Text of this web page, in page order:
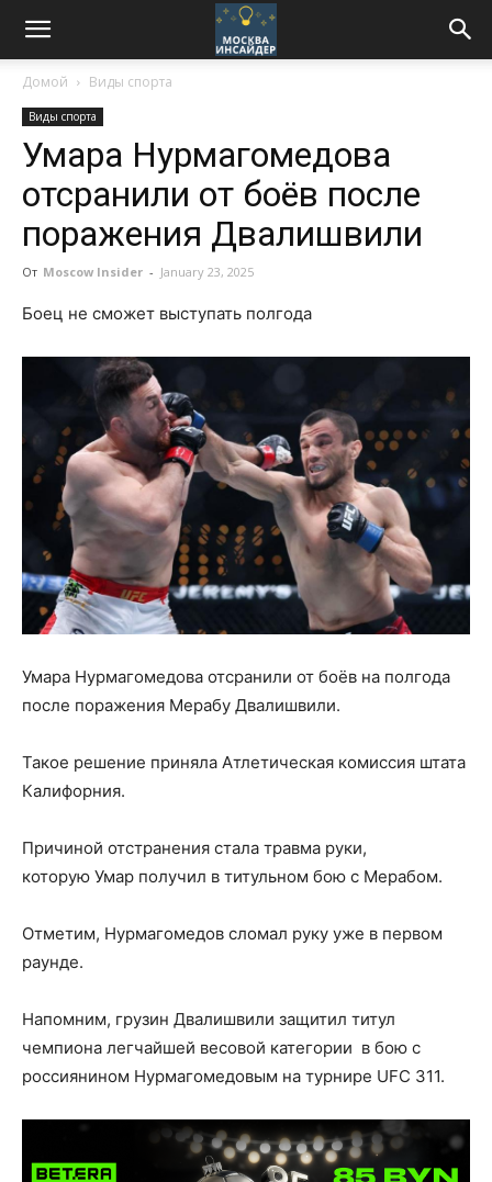
Домой Виды спорта
Виды спорта
Умара Нурмагомедова
отсранили от боёв после
поражения Двалишвили
От Moscow Insider - January 23, 2025
Боец не сможет выступать полгода
Умара Нурмагомедова отсранили от боёв на полгода
после поражения Мерабу Двалишвили.
Такое решение приняла Атлетическая комиссия штата
Калифорния.
Причиной отстранения стала травма руки,
которую Умар получил в титульном бою с Мерабом.
Отметим, Нурмагомедов сломал руку уже в первом
раунде.
Напомним, грузин Двалишвили защитил титул
чемпиона легчайшей весовой категории в бою с
россиянином Нурмагомедовым на турнире UFC 311.